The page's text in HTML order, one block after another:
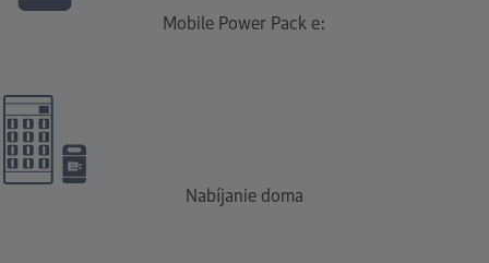
Mobile Power Pack e:
Nabíjanie doma